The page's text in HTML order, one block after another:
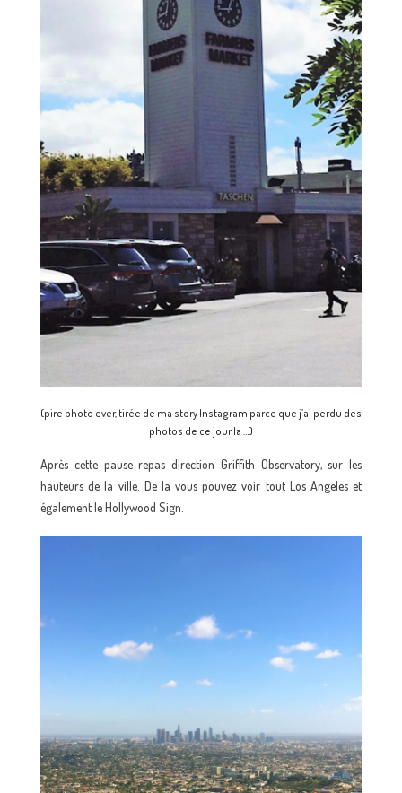
(pire photo ever, tirée de ma story Instagram parce que j’ai perdu des
photos de ce jour la …)
Après cette pause repas direction Griffith Observatory, sur les
hauteurs de la ville. De la vous pouvez voir tout Los Angeles et
également le Hollywood Sign.